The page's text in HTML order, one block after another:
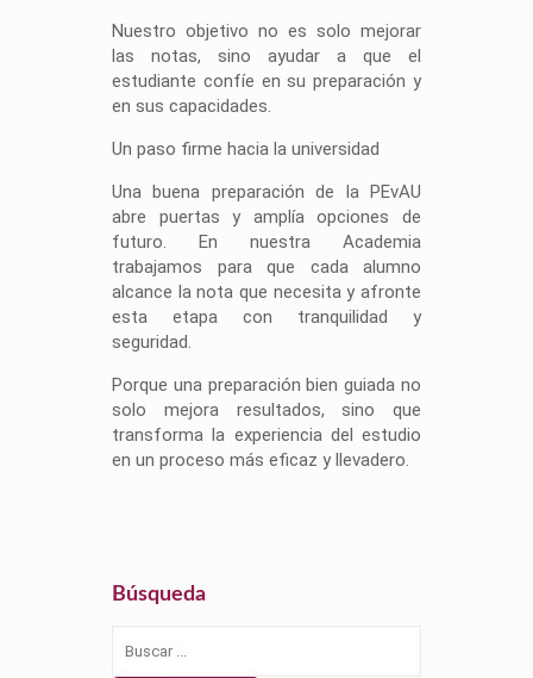
Nuestro objetivo no es solo mejorar
las notas, sino ayudar a que el
estudiante confíe en su preparación y
en sus capacidades.
Un paso firme hacia la universidad
Una buena preparación de la PEvAU
abre puertas y amplía opciones de
futuro. En nuestra Academia
trabajamos para que cada alumno
alcance la nota que necesita y afronte
esta etapa con tranquilidad y
seguridad.
Porque una preparación bien guiada no
solo mejora resultados, sino que
transforma la experiencia del estudio
en un proceso más eficaz y llevadero.
Búsqueda